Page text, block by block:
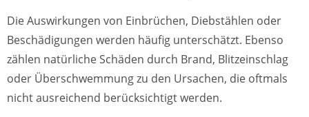
Die Auswirkungen von Einbrüchen, Diebstählen oder
Beschädigungen werden häufig unterschätzt. Ebenso
zählen natürliche Schäden durch Brand, Blitzeinschlag
oder Überschwemmung zu den Ursachen, die oftmals
nicht ausreichend berücksichtigt werden.